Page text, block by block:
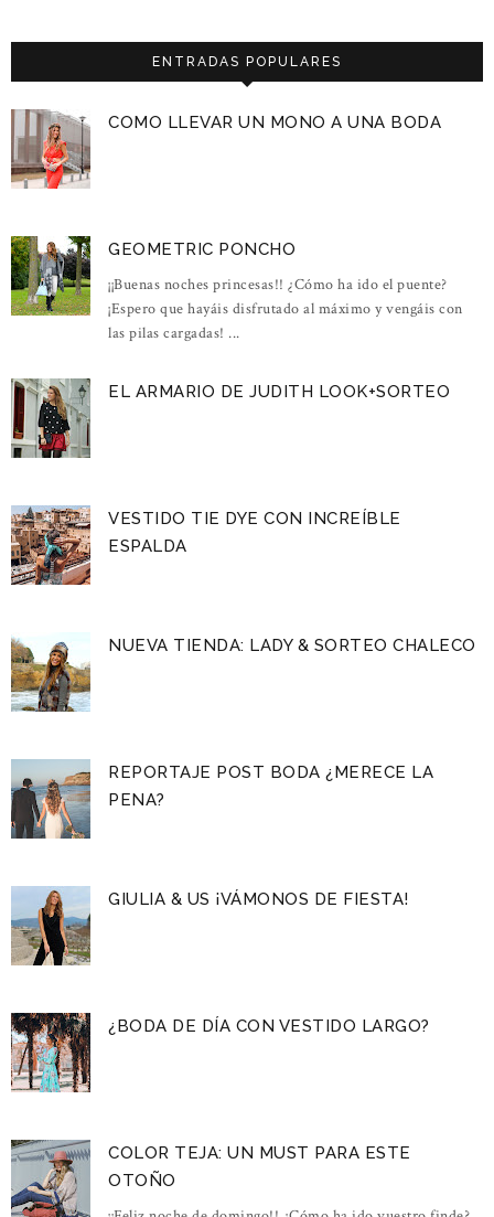
ENTRADAS POPULARES
COMO LLEVAR UN MONO A UNA BODA
GEOMETRIC PONCHO
¡¡Buenas noches princesas!! ¿Cómo ha ido el puente?
¡Espero que hayáis disfrutado al máximo y vengáis con
las pilas cargadas! ...
EL ARMARIO DE JUDITH LOOK+SORTEO
VESTIDO TIE DYE CON INCREÍBLE
ESPALDA
NUEVA TIENDA: LADY & SORTEO CHALECO
REPORTAJE POST BODA ¿MERECE LA
PENA?
GIULIA & US ¡VÁMONOS DE FIESTA!
¿BODA DE DÍA CON VESTIDO LARGO?
COLOR TEJA: UN MUST PARA ESTE
OTOÑO